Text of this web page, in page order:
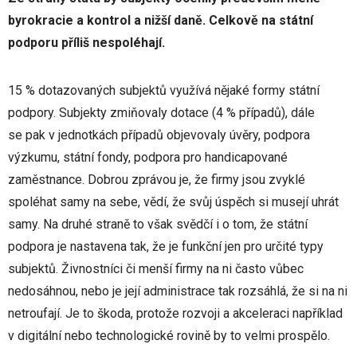
byrokracie a kontrol a nižší daně. Celkově na státní
podporu příliš nespoléhají.
15 % dotazovaných subjektů využívá nějaké formy státní
podpory. Subjekty zmiňovaly dotace (4 % případů), dále
se pak v jednotkách případů objevovaly úvěry, podpora
výzkumu, státní fondy, podpora pro handicapované
zaměstnance. Dobrou zprávou je, že firmy jsou zvyklé
spoléhat samy na sebe, vědí, že svůj úspěch si musejí uhrát
samy. Na druhé straně to však svědčí i o tom, že státní
podpora je nastavena tak, že je funkční jen pro určité typy
subjektů. Živnostníci či menší firmy na ni často vůbec
nedosáhnou, nebo je její administrace tak rozsáhlá, že si na ni
netroufají. Je to škoda, protože rozvoji a akceleraci například
v digitální nebo technologické rovině by to velmi prospělo.